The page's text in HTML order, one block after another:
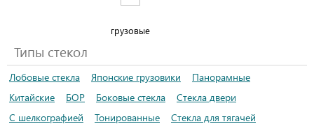
грузовые
Типы стекол
Лобовые стекла Японские грузовики
Панорамные
Китайские
БОР Боковые стекла
Стекла двери
С шелкографией
Тонированные
Стекла для тягачей